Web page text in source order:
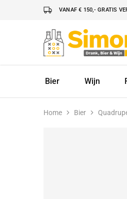
VANAF € 150,- GRATIS
Simonsdrank.nl
Drank,
Bier
Bier
Wijn
Home Bier